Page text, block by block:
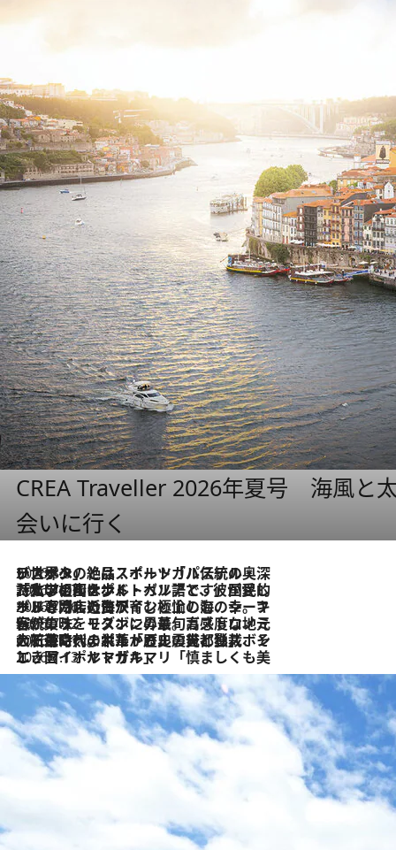
CREA Traveller 2026年夏号 海風と
会いに行く
2026.8.8
リスボンの絶品スイーツ「パステル・デ・ナタ」とは？ポルトガル伝統の奥深い世界へ
2026.7.27
「私の祖国はポルトガル語です」国民的詩人フェルナンド・ペソアと、彼が愛した文学の街を歩く
2026.7.26
ポルトガル近海が育む極上の海の幸。キリリと冷えた白ワインと愉しむ、シーフード専門店の贅沢
2026.7.22
伝統の味をモダンに昇華。高感度な地元客が集う、リスボンの最旬ガストロノミー
2026.7.21
大航海時代の栄華から、震災、独裁、そして革命へ。ポルトガル・首都リスボンの石畳に刻まれた「歴史の光と影」
2026.7.13
エッセイ・ヤマザキマリ「慎ましくも美しき国 ポルトガル」